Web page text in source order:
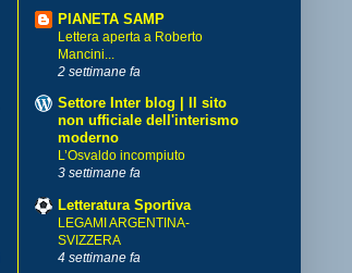
PIANETA SAMP
Lettera aperta a Roberto
Mancini...
2 settimane fa
Settore Inter blog | Il sito
non ufficiale dell'interismo
moderno
L’Osvaldo incompiuto
3 settimane fa
Letteratura Sportiva
LEGAMI ARGENTINA-
SVIZZERA
4 settimane fa